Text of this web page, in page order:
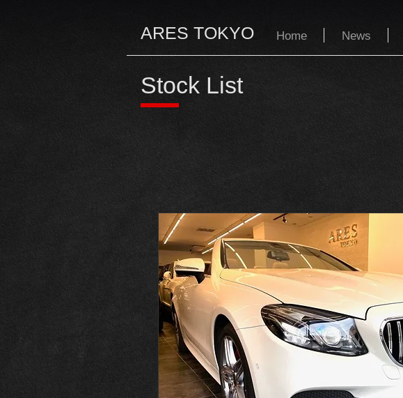
ARES TOKYO Home News
Stock List